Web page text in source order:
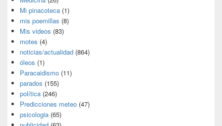
Mi pinacoteca (1)
mis poemillas (8)
Mis videos (83)
motes (4)
noticias/actualidad (864)
óleos (1)
Paracaidismo (11)
parados (155)
política (246)
Predicciones meteo (47)
psicologia (65)